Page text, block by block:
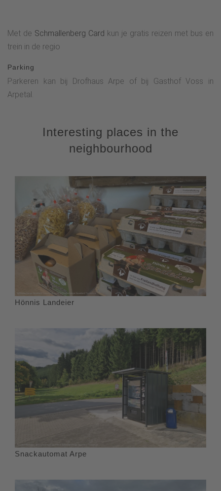
Met de Schmallenberg Card kun je gratis reizen met bus en
trein in de regio
Parking
Parkeren kan bij Drofhaus Arpe of bij Gasthof Voss in
Arpetal.
Interesting places in the
neighbourhood
Hönnis Landeier
Snackautomat Arpe